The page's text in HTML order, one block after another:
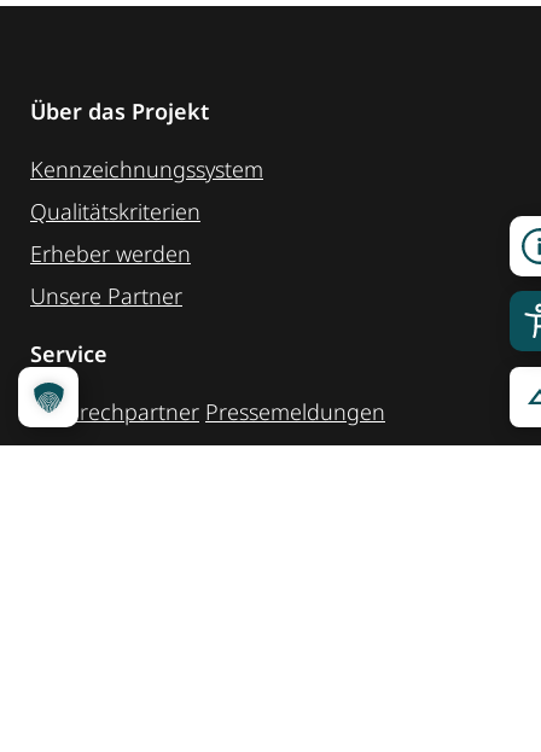
Über das Projekt
Kennzeichnungssystem
Qualitätskriterien
Erheber werden
Unsere Partner
Service
Ansprechpartner Pressemeldungen
Kennzeichnung ­kommunizieren